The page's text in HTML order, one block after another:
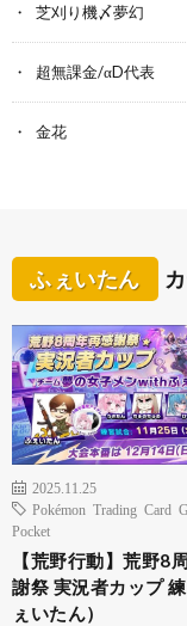
芝刈り機〆夢幻
超無課金/αD代表
金花
ふぇいたん
2025.11.25
Pokémon Trading Card
Pocket
【荒野行動】荒野8
謝祭 実況者カップ
ぇいたん）